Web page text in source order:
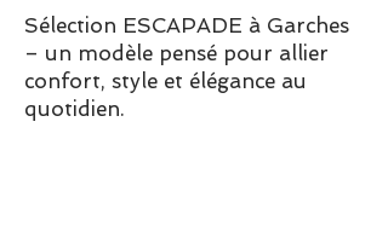
Sélection ESCAPADE à Garches
– un modèle pensé pour allier
confort, style et élégance au
quotidien.